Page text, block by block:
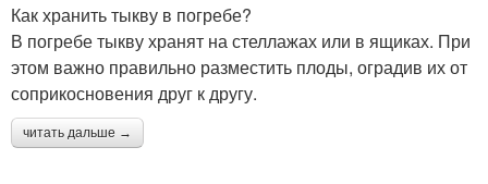
Как хранить тыкву в погребе?
В погребе тыкву хранят на стеллажах или в ящиках. При
этом важно правильно разместить плоды, оградив их от
соприкосновения друг к другу.
читать дальше →